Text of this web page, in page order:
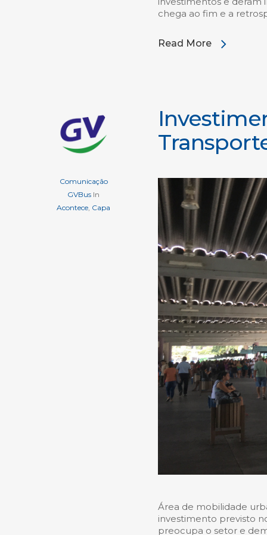
chega ao fim e a
Read More
Comunicação
GVBus In
Acontece Capa
Área de mobilidade
investimento previsto
preocupa o setor e